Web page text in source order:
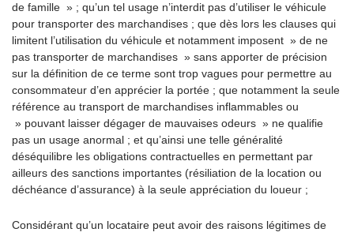
de famille » ; qu’un tel usage n’interdit pas d’utiliser le véhicule
pour transporter des marchandises ; que dès lors les clauses qui
limitent l’utilisation du véhicule et notamment imposent » de ne
pas transporter de marchandises » sans apporter de précision
sur la définition de ce terme sont trop vagues pour permettre au
consommateur d’en apprécier la portée ; que notamment la seule
référence au transport de marchandises inflammables ou
» pouvant laisser dégager de mauvaises odeurs » ne qualifie
pas un usage anormal ; et qu’ainsi une telle généralité
déséquilibre les obligations contractuelles en permettant par
ailleurs des sanctions importantes (résiliation de la location ou
déchéance d’assurance) à la seule appréciation du loueur ;
Considérant qu’un locataire peut avoir des raisons légitimes de